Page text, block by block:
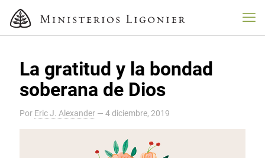
La gratitud y la bondad
soberana de Dios
Por Eric J. Alexander — 4 diciembre, 2019